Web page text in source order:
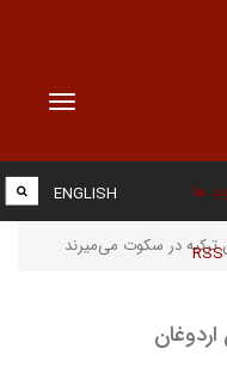
Toggle
ها
RSS
ENGLISH
ترکیه در سکوت می‌میرند